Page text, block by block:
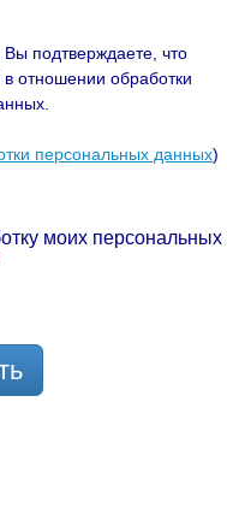
подтверждаете, что
отношении обработки
персональных данных)
моих персональных